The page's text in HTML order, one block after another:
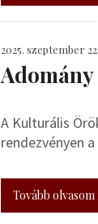
2025. szeptember 22.
A Kulturális
rendezvényen
Tovább olvasom